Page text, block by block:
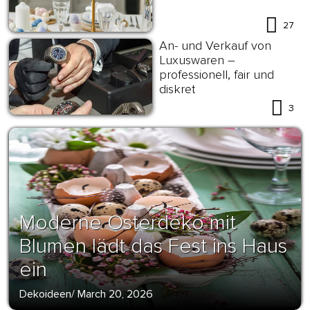
27
An- und Verkauf von
Luxuswaren –
professionell, fair und
diskret
3
Moderne Osterdeko mit
Blumen lädt das Fest ins Haus
ein
Dekoideen/ March 20, 2026